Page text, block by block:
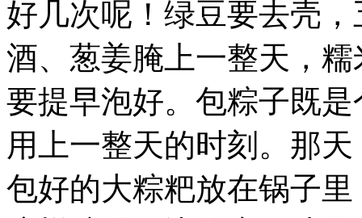
好几次呢！绿豆要去壳
酒、葱姜腌上一整天，
要提早泡好。包粽子既
用上一整天的时刻。那
包好的大粽粑放在锅子